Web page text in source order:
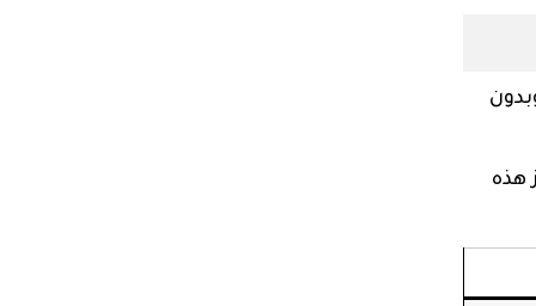
هذه